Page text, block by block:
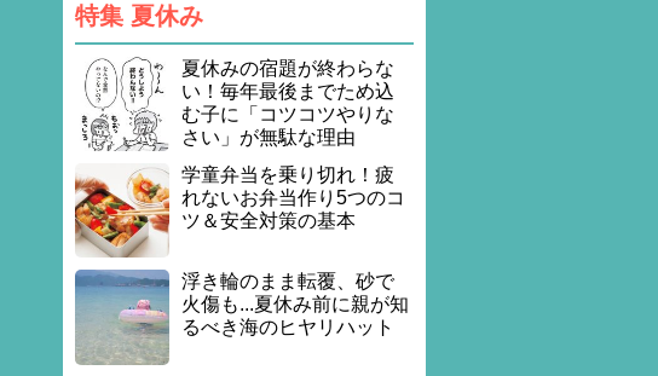
特集 夏休み
夏休みの宿題が終わらな
い！毎年最後までため込
む子に「コツコツやりな
さい」が無駄な理由
学童弁当を乗り切れ！疲
れないお弁当作り5つのコ
ツ＆安全対策の基本
浮き輪のまま転覆、砂で
火傷も...夏休み前に親が知
るべき海のヒヤリハット